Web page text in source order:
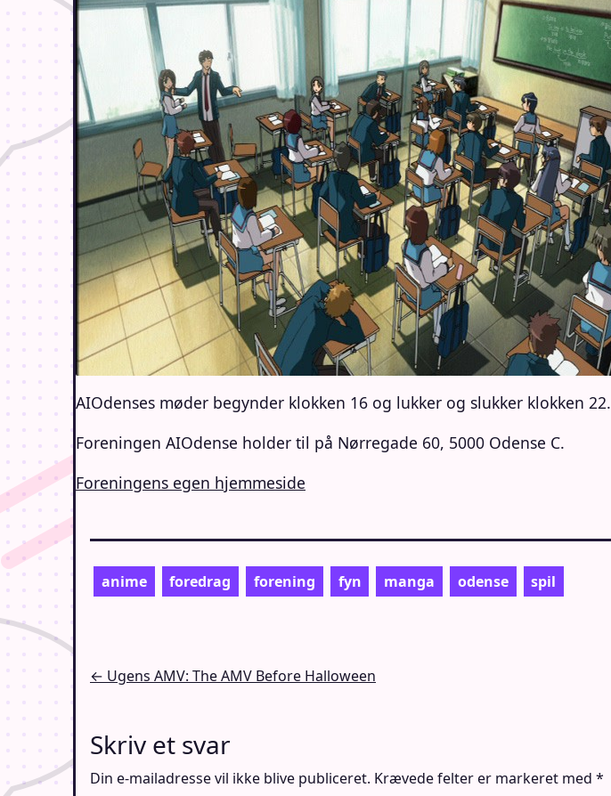
AIOdenses møder begynder klokken 16 og lukker og slukker klokken 22.
Foreningen AIOdense holder til på Nørregade 60, 5000 Odense C.
Foreningens egen hjemmeside
anime foredrag forening fyn manga odense spil
Indlægsnavigation
← Ugens AMV: The AMV Before Halloween
Skriv et svar
Din e-mailadresse vil ikke blive publiceret. Krævede felter er markeret med *